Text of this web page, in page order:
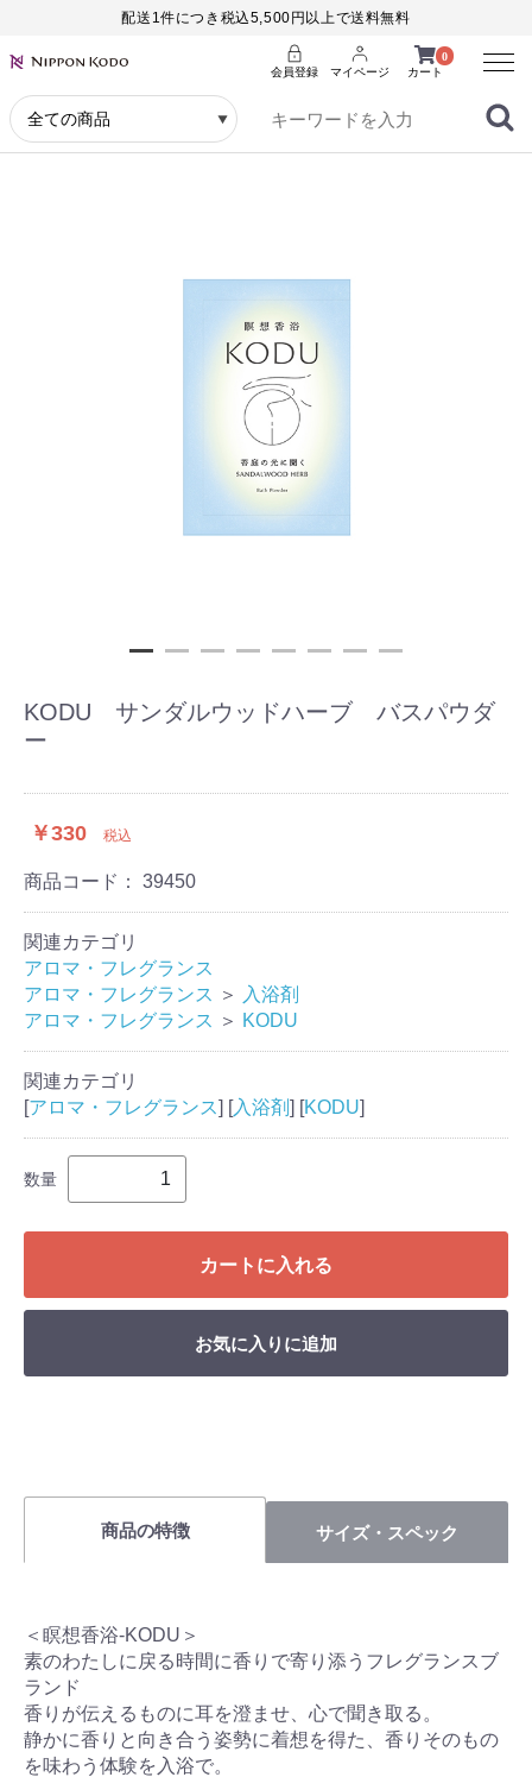
配送1件につき税込5,500円以上で送料無料
0
カート
会員登録 マイページ
Menu
KODU サンダルウッドハーブ バスパウダ
ー
￥330 税込
商品コード： 39450
関連カテゴリ
アロマ・フレグランス
アロマ・フレグランス ＞
入浴剤
アロマ・フレグランス ＞ KODU
関連カテゴリ
[アロマ・フレグランス] [入浴剤] [KODU]
数量
カートに入れる
お気に入りに追加
商品の特徴 サイズ・スペック
＜瞑想香浴-KODU＞
素のわたしに戻る時間に香りで寄り添うフレグランスブ
ランド
香りが伝えるものに耳を澄ませ、心で聞き取る。
静かに香りと向き合う姿勢に着想を得た、香りそのもの
を味わう体験を入浴で。